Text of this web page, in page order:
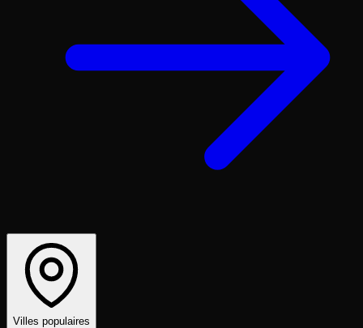
Villes populaires